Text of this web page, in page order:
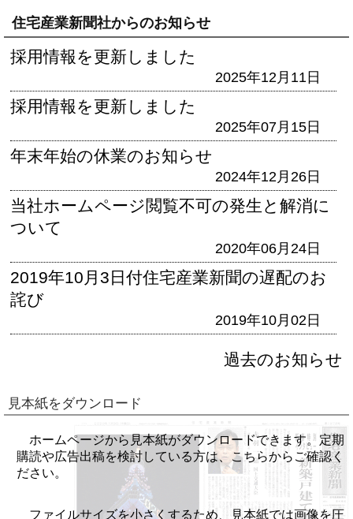
住宅産業新聞社からのお知らせ
採用情報を更新しました
2025年12月11日
採用情報を更新しました
2025年07月15日
年末年始の休業のお知らせ
2024年12月26日
当社ホームページ閲覧不可の発生と解消に
ついて
2020年06月24日
2019年10月3日付住宅産業新聞の遅配のお
詫び
2019年10月02日
過去のお知らせ
見本紙をダウンロード
ホームページから見本紙がダウンロードできます。定期
購読や広告出稿を検討している方は、こちらからご確認く
ださい。
ファイルサイズを小さくするため、見本紙では画像を圧